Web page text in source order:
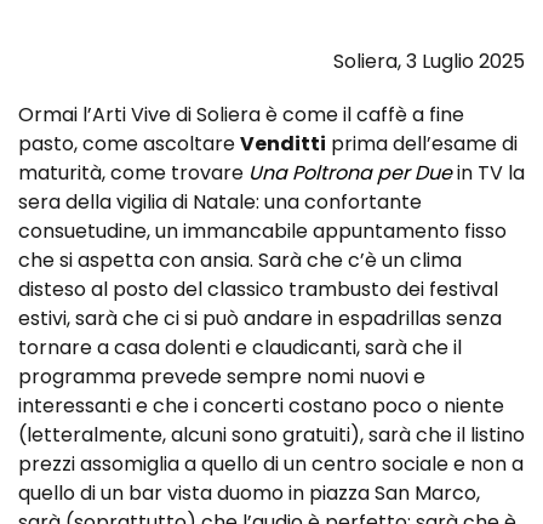
Soliera, 3 Luglio 2025
Ormai l’Arti Vive di Soliera è come il caffè a fine
pasto, come ascoltareVenditti prima dell’esame di
maturità, come trovare Una Poltrona per Duein TV la
sera della vigilia di Natale: una confortante
consuetudine, un immancabile appuntamento fisso
che si aspetta con ansia. Sarà che c’è un clima
disteso al posto del classico trambusto dei festival
estivi, sarà che ci si può andare in espadrillas senza
tornare a casa dolenti e claudicanti, sarà che il
programma prevede sempre nomi nuovi e
interessanti e che i concerti costano poco o niente
(letteralmente, alcuni sono gratuiti), sarà che il listino
prezzi assomiglia a quello di un centro sociale e non a
quello di un bar vista duomo in piazza San Marco,